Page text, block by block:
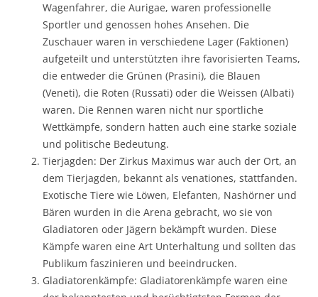
Wagenfahrer, die Aurigae, waren professionelle
Sportler und genossen hohes Ansehen. Die
Zuschauer waren in verschiedene Lager (Faktionen)
aufgeteilt und unterstützten ihre favorisierten Teams,
die entweder die Grünen (Prasini), die Blauen
(Veneti), die Roten (Russati) oder die Weissen (Albati)
waren. Die Rennen waren nicht nur sportliche
Wettkämpfe, sondern hatten auch eine starke soziale
und politische Bedeutung.
Tierjagden: Der Zirkus Maximus war auch der Ort, an
dem Tierjagden, bekannt als venationes, stattfanden.
Exotische Tiere wie Löwen, Elefanten, Nashörner und
Bären wurden in die Arena gebracht, wo sie von
Gladiatoren oder Jägern bekämpft wurden. Diese
Kämpfe waren eine Art Unterhaltung und sollten das
Publikum faszinieren und beeindrucken.
Gladiatorenkämpfe: Gladiatorenkämpfe waren eine